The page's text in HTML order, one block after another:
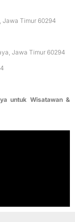
Jawa Timur 60294
Jawa Timur 60294
untuk Wisatawan &